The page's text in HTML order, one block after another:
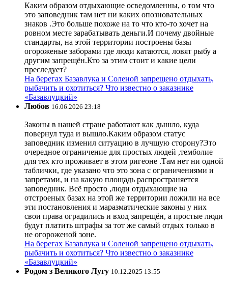
Каким образом отдыхающие осведомленны, о том что
это заповедник там нет ни каких опозновательных
знаков .Это больше похоже на то что кто-то хочет на
ровном месте зарабатывать деньги.И почему двойные
стандарты, на этой территории построены базы
огороженые заборами где люди катаются, ловят рыбу а
другим запрещён.Кто за этим стоит и какие цели
преследует?
На берегах Базавлука и Соленой запрещено отдыхать,
рыбачить и охотиться? Что известно о заказнике
«Базавлуцкий»
Любов 16.06.2026 23:18
Законы в нашей стране работают как дышло, куда
повернул туда и вышло.Каким образом статус
заповедник изменил ситуацию в лучшую сторону?Это
очередное ограничение для простых людей ,темболие
для тех кто проживает в этом ригеоне .Там нет ни одной
таблички, где указано что это зона с ограничениями и
запретами, и на какую площадь распространяется
заповедник. Всё просто ,люди отдыхающие на
отстроеных базах на этой же территории ложили на все
эти постановления и маразматические законы у них
свои права оградились и вход запрещён, а простые люди
будут платить штрафы за тот же самый отдых только в
не огороженой зоне.
На берегах Базавлука и Соленой запрещено отдыхать,
рыбачить и охотиться? Что известно о заказнике
«Базавлуцкий»
Родом з Великого Лугу 10.12.2025 13:55